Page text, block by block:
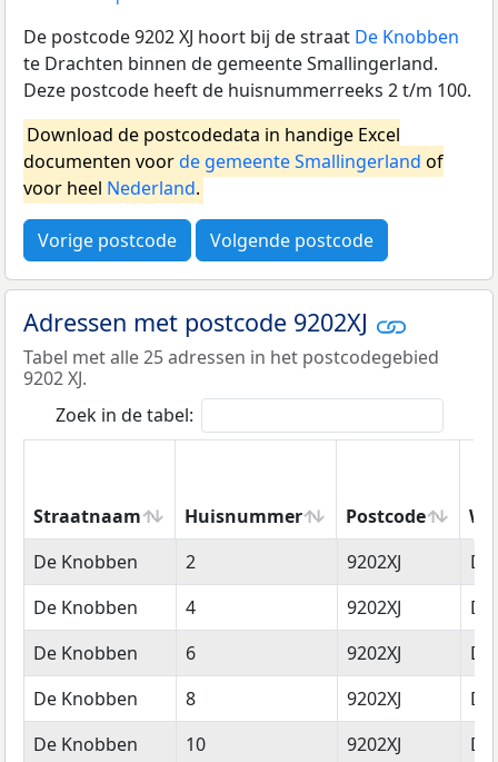
De postcode 9202 XJ hoort bij de straat De Knobben
te Drachten binnen de gemeente Smallingerland.
Deze postcode heeft de huisnummerreeks 2 t/m 100.
Download de postcodedata in handige Excel
documenten voorde gemeente Smallingerland of
voor heel Nederland.
Vorige postcode Volgende postcode
Adressen met postcode 9202XJ
Tabel met alle 25 adressen in het postcodegebied
9202 XJ.
Zoek in de tabel:
Straatnaam Huisnummer Postcode
Straatnaam
Huisnummer Postcode
De Knobben 2 9202XJ
De Knobben
4 9202XJ
De Knobben
6 9202XJ
De Knobben
8 9202XJ
De Knobben
10 9202XJ